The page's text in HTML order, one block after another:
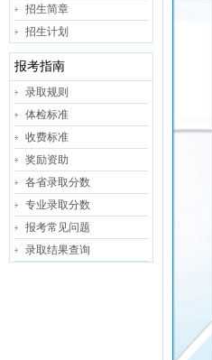
招生简章
招生计划
报考指南
录取规则
体检标准
收费标准
奖励资助
各省录取分数
专业录取分数
报考常见问题
录取结果查询